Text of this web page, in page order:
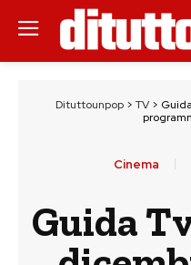
Dituttounpop> TV>
Cinema
Guida